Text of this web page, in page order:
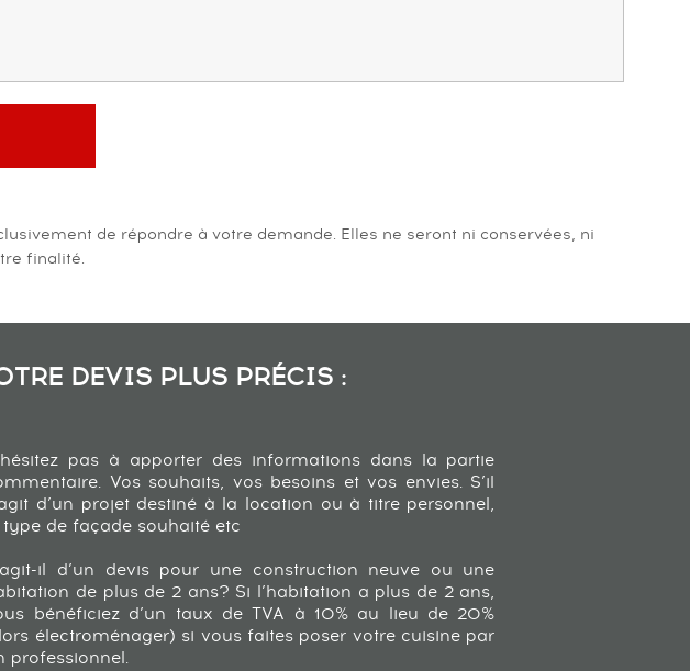
de répondre à votre demande. Elles ne seront ni conservées, ni
finalité.
DEVIS PLUS PRÉCIS :
pas à apporter des informations dans la partie
Vos souhaits, vos besoins et vos envies. S’il
d’un projet destiné à la location ou à titre personnel,
type de façade souhaité etc
il d’un devis pour une construction neuve ou une
de plus de 2 ans? Si l’habitation a plus de 2 ans,
bénéficiez d’un taux de TVA à 10% au lieu de 20%
électroménager) si vous faites poser votre cuisine par
professionnel.